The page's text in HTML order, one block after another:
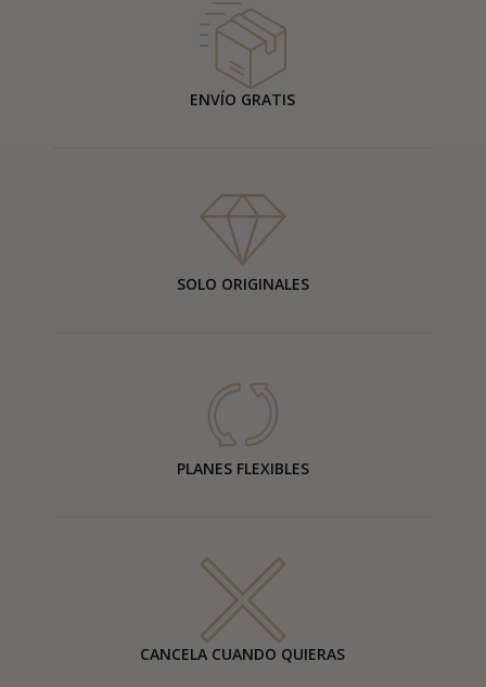
ENVÍO GRATIS
SOLO ORIGINALES
PLANES FLEXIBLES
CANCELA CUANDO QUIERAS